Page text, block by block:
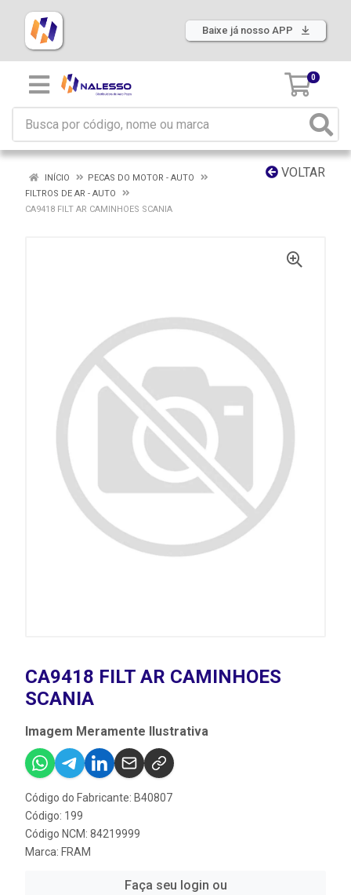
Baixe já nosso APP
0
VOLTAR
INÍCIO
PECAS DO MOTOR - AUTO
FILTROS DE AR - AUTO
CA9418 FILT AR CAMINHOES SCANIA
CA9418 FILT AR CAMINHOES
SCANIA
Imagem Meramente Ilustrativa
Código do Fabricante: B40807
Código: 199
Código NCM: 84219999
Marca: FRAM
Faça seu login ou